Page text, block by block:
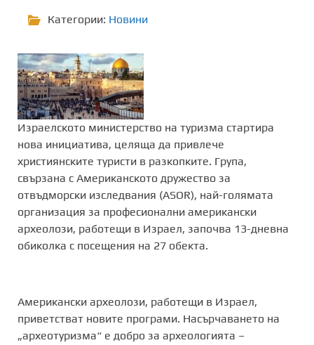
Категории: Новини
Израелското министерство на туризма стартира
нова инициатива, целяща да привлече
християнските туристи в разкопките. Група,
свързана с Американското дружество за
отвъдморски изследвания (ASOR), най-голямата
организация за професионални американски
археолози, работещи в Израел, започва 13-дневна
обиколка с посещения на 27 обекта.
Американски археолози, работещи в Израел,
приветстват новите програми. Насърчаването на
„археотуризма“ е добро за археологията –